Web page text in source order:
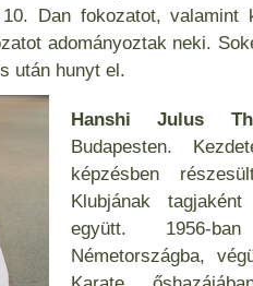
Dan fokozatot, valamint
adományoztak neki.
után hunyt el.
Hanshi Julus
Budapesten.
képzésben
Klubjának
együtt. 1956-
Németországba,